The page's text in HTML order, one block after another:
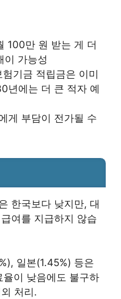
100만 원 받는 게 더
이 가능성
기금 적립금은 이미
년에는 더 큰 적자 예
게 부담이 전가될 수
한국보다 낮지만, 대
여를 지급하지 않습
일본(1.45%) 등은
율이 낮음에도 불구하
처리.